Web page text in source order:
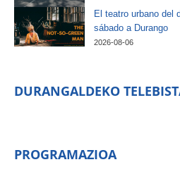
El teatro urbano del
sábado a Durango
2026-08-06
DURANGALDEKO
PROGRAMAZIOA